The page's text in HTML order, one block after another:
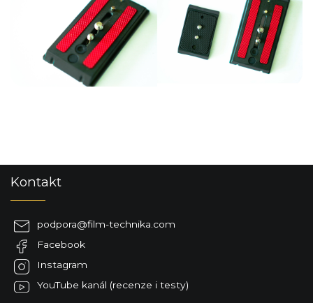
Kontakt
podpora@film-technika.com
Facebook
Instagram
YouTube kanál (recenze i testy)